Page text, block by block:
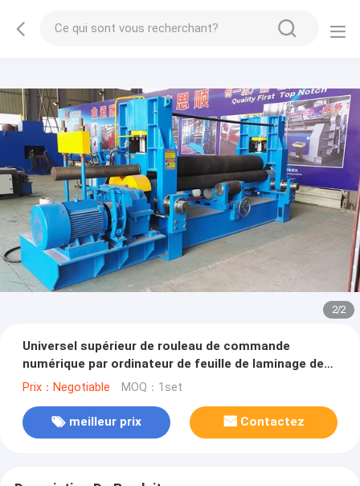
2/2
Universel supérieur de rouleau de commande
numérique par ordinateur de feuille de laminage des
métaux de rouleaux hydrauliques de la machine 3
Prix：Negotiable MOQ：1set
meilleur prix Contactez